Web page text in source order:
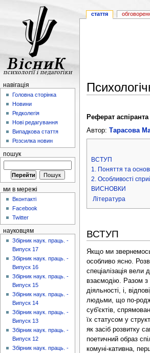
Реферат аспіранта
Автор: Тарасова
ВСТУП
1. Поняття та
2. Особливості
ВИСНОВКИ
Література
ВСТУП
Якщо ми
особливо ясно.
спеціалізація
взаємодію. Разом з
діяльності, і,
людьми, що по-
суб'єктів,
їх статусом у
як засіб розвитку
поетичний образ
комуні-кативна,
стаття
навігація
Головна сторінка
Новини
Редколегія
Нові редагування
Випадкова стаття
Розсилка новин
пошук
ми в мережі
Вконтакті
Facebook
Twitter
науковцям
Збірник наук. праць. -
Випуск 17
Збірник наук. праць. -
Випуск 16
Збірник наук. праць. -
Випуск 15
Збірник наук. праць. -
Випуск 14
Збірник наук. праць. -
Випуск 13
Збірник наук. праць. -
Випуск 12
Збірник наук. праць. -